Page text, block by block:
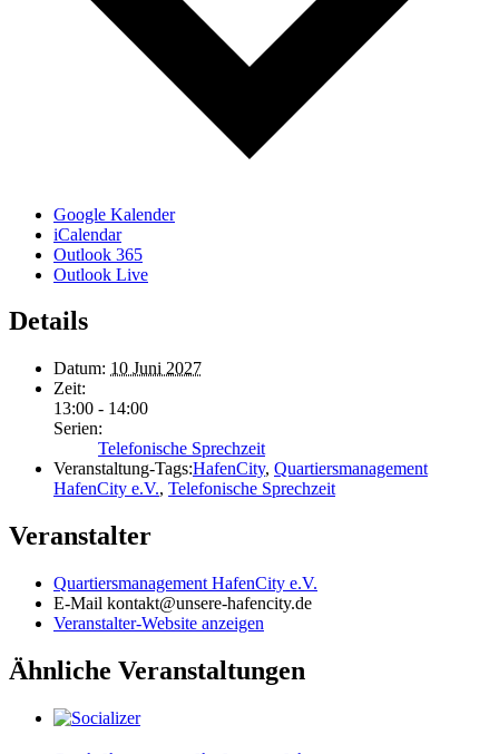
Google Kalender
iCalendar
Outlook 365
Outlook Live
Details
Datum: 10 Juni 2027
Zeit:
13:00 - 14:00
Serien:
Telefonische Sprechzeit
Veranstaltung-Tags:HafenCity, Quartiersmanagement
HafenCity e.V., Telefonische Sprechzeit
Veranstalter
Quartiersmanagement HafenCity e.V.
E-Mail kontakt@unsere-hafencity.de
Veranstalter-Website anzeigen
Ähnliche Veranstaltungen